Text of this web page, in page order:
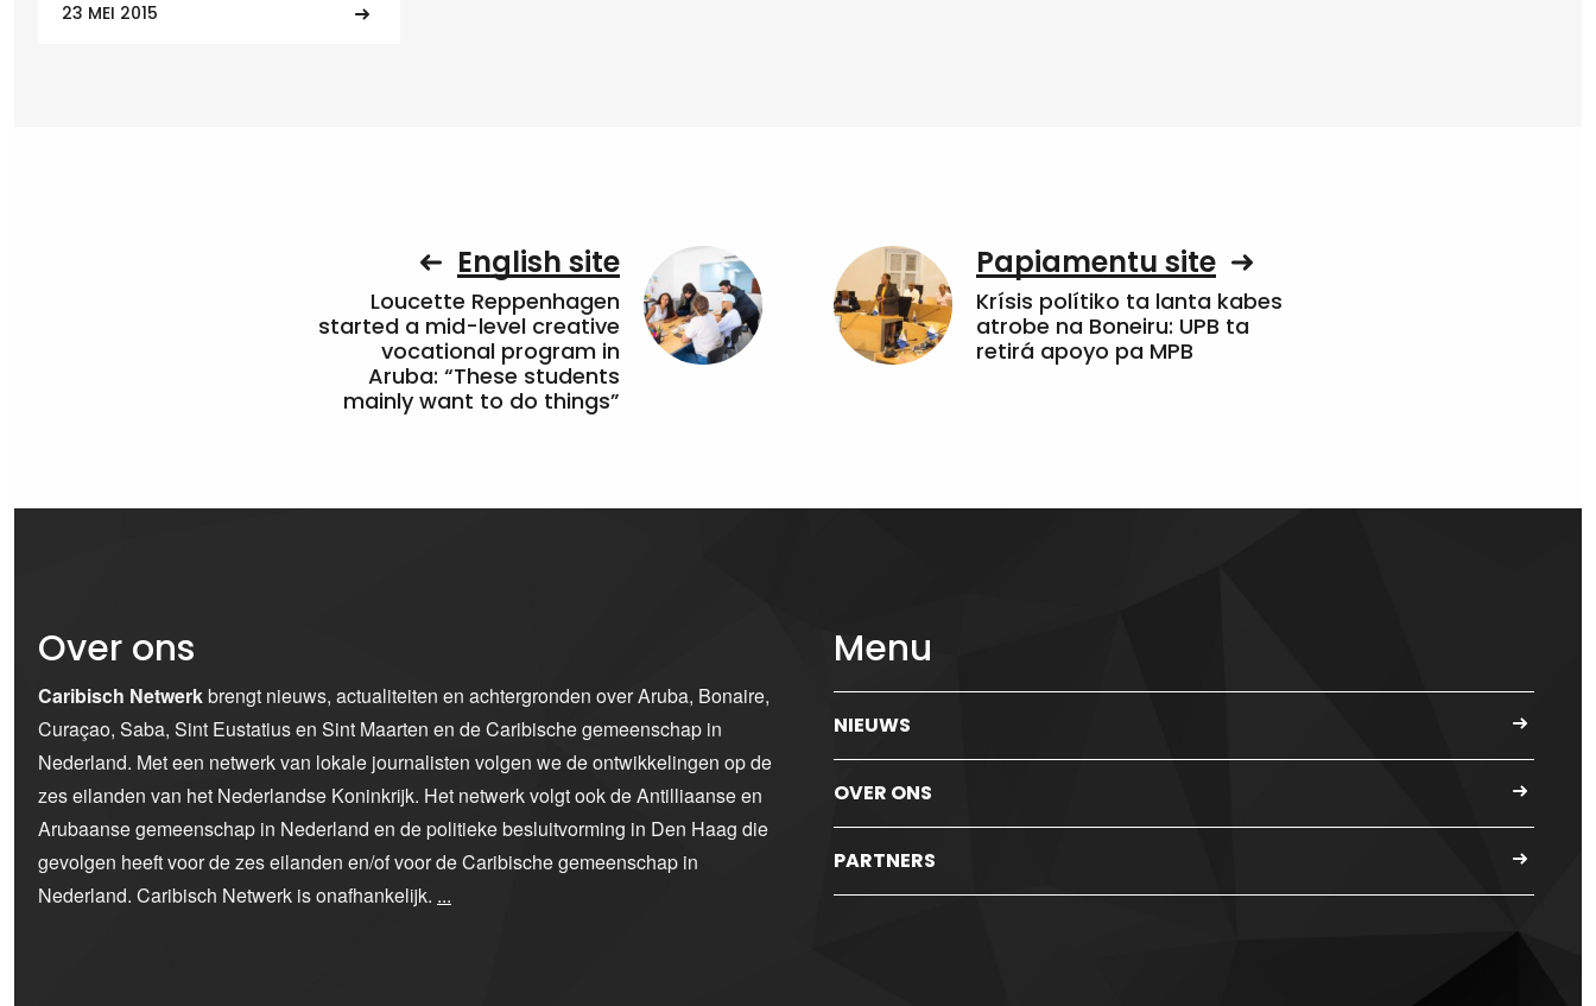
23 MEI 2015
English site
Loucette Reppenhagen
started a mid-level creative
vocational program in
Aruba: “These students
mainly want to do things”
Papiamentu site
Krísis polítiko ta lanta kabes
atrobe na Boneiru: UPB ta
retirá apoyo pa MPB
Over ons
Caribisch Netwerkbrengt nieuws, actualiteiten en achtergronden over Aruba, Bonaire,
Curaçao, Saba, Sint Eustatius en Sint Maarten en de Caribische gemeenschap in
Nederland. Met een netwerk van lokale journalisten volgen we de ontwikkelingen op de
zes eilanden van het Nederlandse Koninkrijk. Het netwerk volgt ook de Antilliaanse en
Arubaanse gemeenschap in Nederland en de politieke besluitvorming in Den Haag die
gevolgen heeft voor de zes eilanden en/of voor de Caribische gemeenschap in
Nederland. Caribisch Netwerk is onafhankelijk. ...
Menu
NIEUWS
OVER ONS
PARTNERS